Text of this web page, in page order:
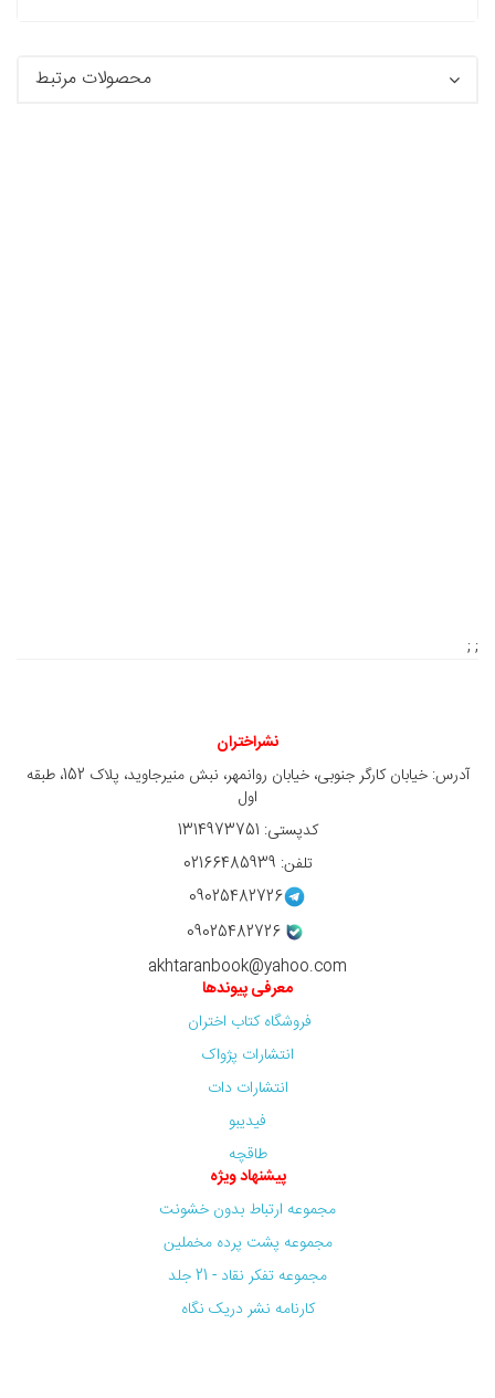
محصولات مرتبط
; ;
نشراختران
آدرس: خیابان کارگر جنوبی، خیابان روانمهر، نبش منیرجاوید، پلاک 152، طبقه
اول
کدپستی: 1314973751
تلفن: 02166485939
09025482726
09025482726
akhtaranbook@yahoo.com
معرفی پیوندها
فروشگاه کتاب اختران
انتشارات پژواک
انتشارات دات
فیدیبو
طاقچه
پیشنهاد ویژه
مجموعه ارتباط بدون خشونت
مجموعه پشت پرده مخملین
مجموعه تفکر نقاد - 21 جلد
کارنامه نشر دریک نگاه